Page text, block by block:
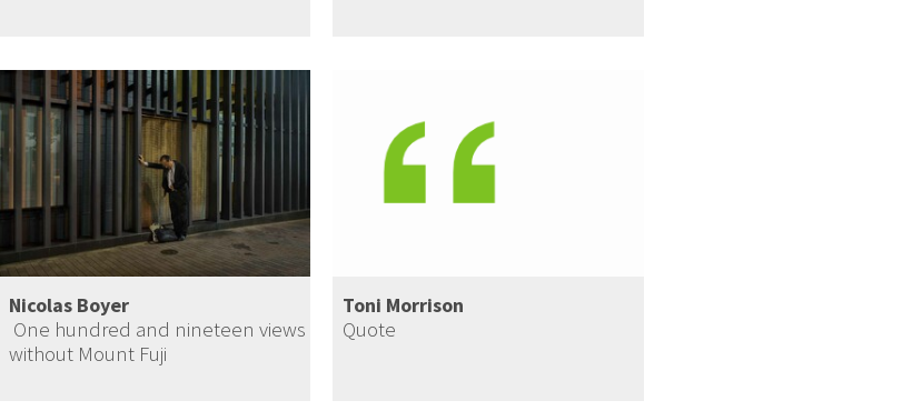
Nicolas Boyer
One hundred and nineteen views
without Mount Fuji
Toni Morrison
Quote